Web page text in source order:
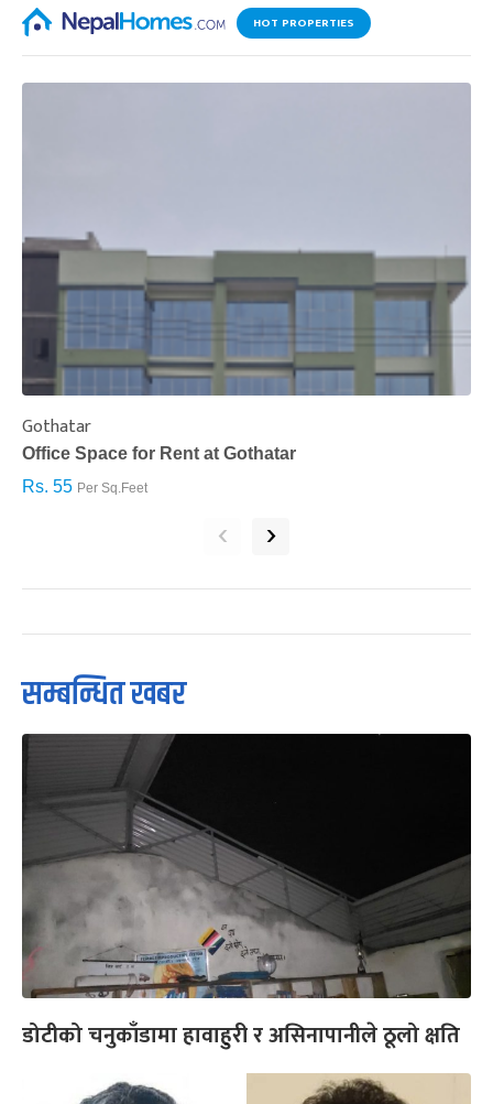
HOT PROPERTIES
Gothatar
Office Space for Rent at Gothatar
Rs. 55 Per Sq.Feet
‹ ›
सम्बन्धित खबर
डोटीको चनुकाँडामा हावाहुरी र असिनापानीले ठूलो क्षति